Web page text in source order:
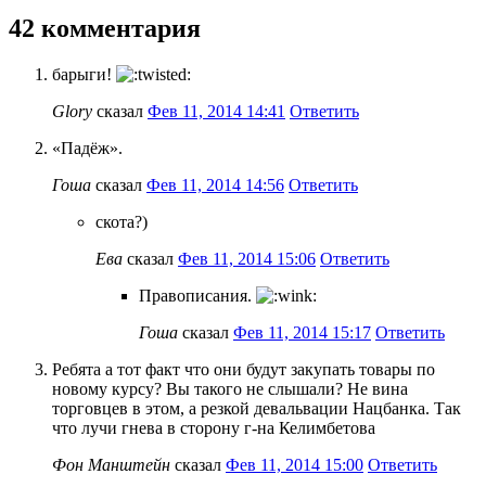
42 комментария
барыги!
Glory сказал Фев 11, 2014 14:41 Ответить
«Падёж».
Гоша сказал Фев 11, 2014 14:56 Ответить
скота?)
Ева сказал Фев 11, 2014 15:06 Ответить
Правописания.
Гоша сказал Фев 11, 2014 15:17 Ответить
Ребята а тот факт что они будут закупать товары по
новому курсу? Вы такого не слышали? Не вина
торговцев в этом, а резкой девальвации Нацбанка. Так
что лучи гнева в сторону г-на Келимбетова
Фон Манштейн сказал Фев 11, 2014 15:00 Ответить